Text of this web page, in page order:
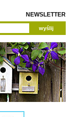
NEWSLETTER